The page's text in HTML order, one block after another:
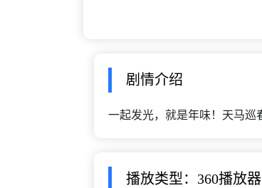
剧情介绍
一起发光，就是年味！天马巡
播放类型：360播放器